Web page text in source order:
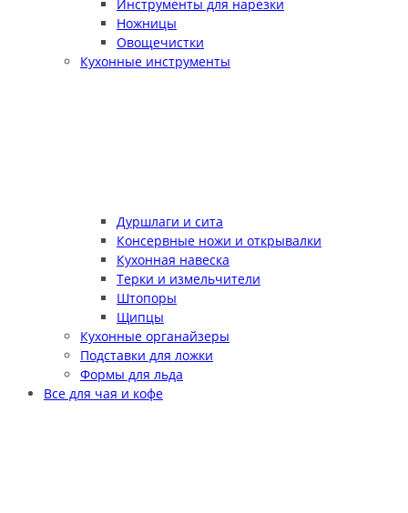
Инструменты для нарезки
Ножницы
Овощечистки
Кухонные инструменты
Дуршлаги и сита
Консервные ножи и открывалки
Кухонная навеска
Терки и измельчители
Штопоры
Щипцы
Кухонные органайзеры
Подставки для ложки
Формы для льда
Все для чая и кофе